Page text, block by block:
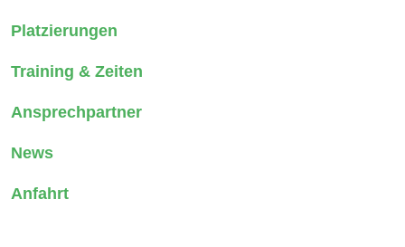
Platzierungen
Training & Zeiten
Ansprechpartner
News
Anfahrt